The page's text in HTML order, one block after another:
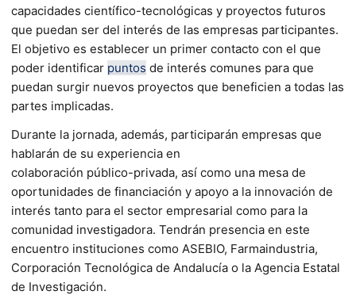
capacidades científico-tecnológicas y proyectos futuros
que puedan ser del interés de las empresas participantes.
El objetivo es establecer un primer contacto con el que
poder identificar puntos de interés comunes para que
puedan surgir nuevos proyectos que beneficien a todas las
partes implicadas.
Durante la jornada, además, participarán empresas que
hablarán de su experiencia en
colaboración público-privada, así como una mesa de
oportunidades de financiación y apoyo a la innovación de
interés tanto para el sector empresarial como para la
comunidad investigadora. Tendrán presencia en este
encuentro instituciones como ASEBIO, Farmaindustria,
Corporación Tecnológica de Andalucía o la Agencia Estatal
de Investigación.